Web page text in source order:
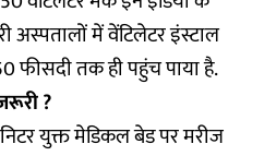
में वेंटिलेटर इंस्टाल
फीसदी तक ही पहुंच पाया है.
?
युक्त मेडिकल बेड पर मरीज